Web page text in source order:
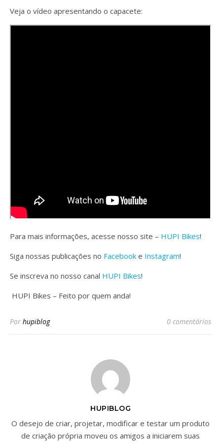
Veja o vídeo apresentando o capacete:
Para mais informações, acesse nosso site – HUPI Bikes!
Siga nossas publicações no Facebook e Instagram!
Se inscreva no nosso canal HUPI Bikes!
HUPI Bikes – Feito por quem anda!
Por hupiblog 0 comentários
HUPIBLOG
O desejo de criar, projetar, modificar e testar um produto
de criação própria moveu os amigos a iniciarem suas